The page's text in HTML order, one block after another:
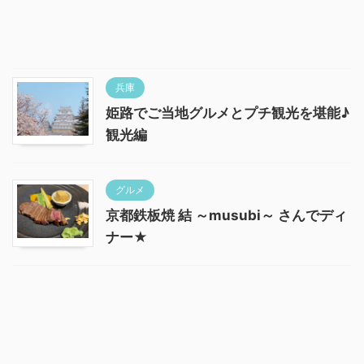
兵庫
姫路でご当地グルメとプチ観光を堪能♪
観光編
グルメ
京都鉄板焼 結 ～musubi～ さんでディ
ナー★